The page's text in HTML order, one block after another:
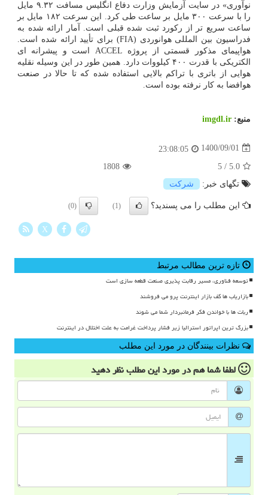
نوآوری» در سایت آزمایش وزارت دفاع انگلیس مسافت ۹.۳۲ مایل
را با سرعت ۳۰۰ مایل بر ساعت طی کرد. این سرعت ۱۸۲ مایل بر
ساعت سریع تر از رکورد ثبت شده قبلی است. آمار ارائه شده به
فدراسیون بین المللی هوانوردی (FIA) برای تأیید ارائه شده است.
هواپیمای مذکور قسمتی از پروژه ACCEL است و پیشرانه ای
الکتریکی با قدرت ۴۰۰ کیلووات دارد. همین طور در این وسیله نقلیه
هوایی از باتری با تراکم بالایی استفاده شده که تا حالا در صنعت
هوافضا به کار نرفته بوده است.
منبع: imgdl.ir
1400/09/01
23:08:05
5.0
/
5
1808
تگهای خبر:
شركت
این مطلب را می پسندید؟ (1)
(0)
X
تازه ترین مطالب مرتبط
توسعه فناوری، مسیر رقابت پذیری صنعت قطعه سازی است
بازاریاب ها کف بازار اینترنت پرو می فروشند
ربات ها با خواندن فکر فرمانبردار شما می شوند
بزرگ ترین اپراتور استرالیا زیر فشار پرداخت غرامت به علت اختلال در اینترنت
نظرات بینندگان در مورد این مطلب
لطفا شما همدر مورد این مطلبنظر دهید